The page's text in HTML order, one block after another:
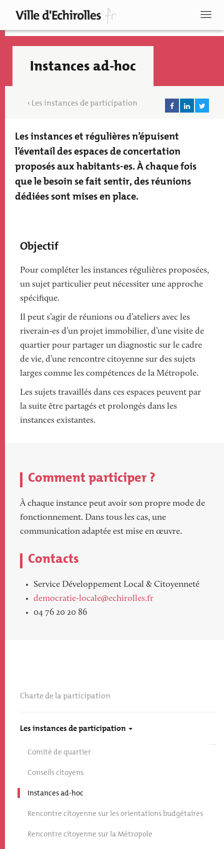
principal
Instances ad-hoc
Les instances de participation
Charte de la participation
Les instances de participation
Comité de quartier
Conseils citoyens
Instances ad-hoc
Rencontre citoyenne sur les orientations budgétaires
Rencontre citoyenne sur la Métropole
Texte
accroche
Les instances et régulières n’épuisent
l’éventail des espaces de concertation
proposés aux habitants-es. À chaque fois
que le besoin se fait sentir, des réunions
dédiées sont mises en place.
Objectif
Pour compléter les instances régulières proposées,
un sujet particulier peut nécessiter une approche
spécifique.
Il peut s’agir de réunions ou d’ateliers avec les
riverain-es d’un projet immobilier, d’une visite de
quartier pour partager un diagnostic sur le cadre
de vie, d’une rencontre citoyenne sur des sujets
larges comme les compétences de la Métropole.
Les sujets travaillés dans ces espaces peuvent par
la suite être partagés et prolongés dans les
instances existantes.
Comment participer ?
À chaque instance peut avoir son propre mode de
fonctionnement. Dans tous les cas, une
communication adaptée est mise en œuvre.
Contacts
Service Développement Local & Citoyenneté
democratie-locale@echirolles.fr
04 76 20 20 86